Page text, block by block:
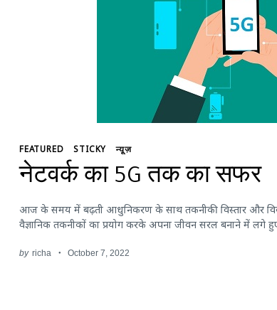
FEATURED STICKY न्यूज़
नेटवर्क का 5G तक का सफर
आज के समय में बढ़ती आधुनिकरण के साथ तकनीकी विस्तार और
वैज्ञानिक तकनीकों का प्रयोग करके अपना जीवन सरल बनाने में लगे
by richa October 7, 2022